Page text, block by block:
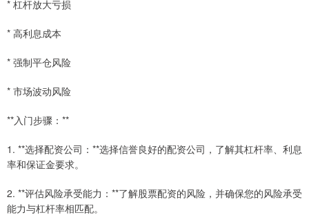
* 杠杆放大亏损
* 高利息成本
* 强制平仓风险
* 市场波动风险
**入门步骤：**
1. **选择配资公司：**选择信誉良好的配资公司，了解其杠杆率、利息
率和保证金要求。
2. **评估风险承受能力：**了解股票配资的风险，并确保您的风险承受
能力与杠杆率相匹配。